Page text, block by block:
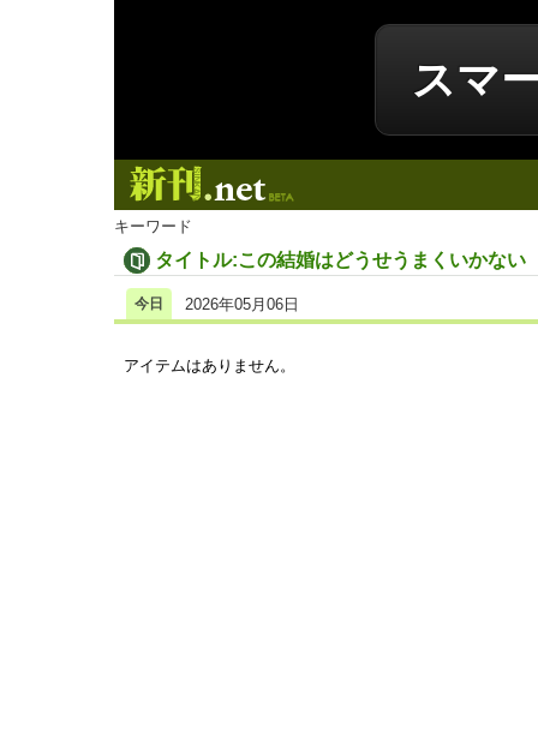
スマ
キーワード
タイトル:この結婚はどうせうまくいかない
今日 2026年05月06日
アイテムはありません。